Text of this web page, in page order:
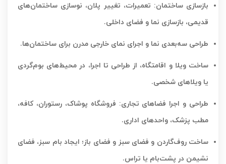
بازسازی ساختمان: تعمیرات، تغییر پلان، نوسازی ساختمان‌های
قدیمی، بازسازی نما و فضای داخلی.
طراحی سه‌بعدی نما و اجرای نمای خارجی مدرن برای ساختمان‌ها.
ساخت ویلا و اقامتگاه، از طراحی تا اجرا، در محیط‌های بوم‌گردی
یا ویلاهای شخصی.
طراحی و اجرا فضاهای تجاری: فروشگاه پوشاک، رستوران، کافه،
مطب پزشک، واحدهای اداری.
ساخت روف‌گاردن و فضای سبز و فضای باز؛ ایجاد بام سبز، فضای
نشیمن در پشت‌بام یا تراس.